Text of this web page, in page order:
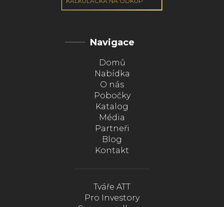
Navigace
Domů
Nabídka
O nás
Pobočky
Katalog
Média
Partneři
Blog
Kontakt
Tváře ATT
Pro Investory